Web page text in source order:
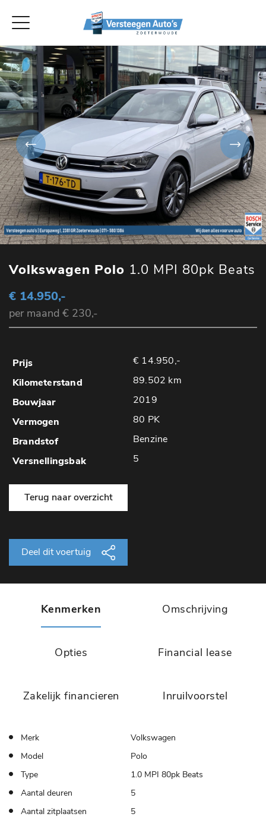
Volkswagen Polo 1.0 MPI 80pk Beats
€ 14.950,-
per maand € 230,-
€ 14.950,-
89.502 km
2019
80 PK
Benzine
5
Terug naar overzicht
Deel dit voertuig
Kenmerken Omschrijving
Opties Financial lease
Zakelijk financieren Inruilvoorstel
Merk
Volkswagen
Model
Polo
Type
1.0 MPI 80pk Beats
Aantal deuren
5
Aantal zitplaatsen
5